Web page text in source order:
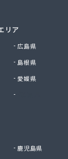
リア
広島県
島根県
愛媛県
鹿児島県